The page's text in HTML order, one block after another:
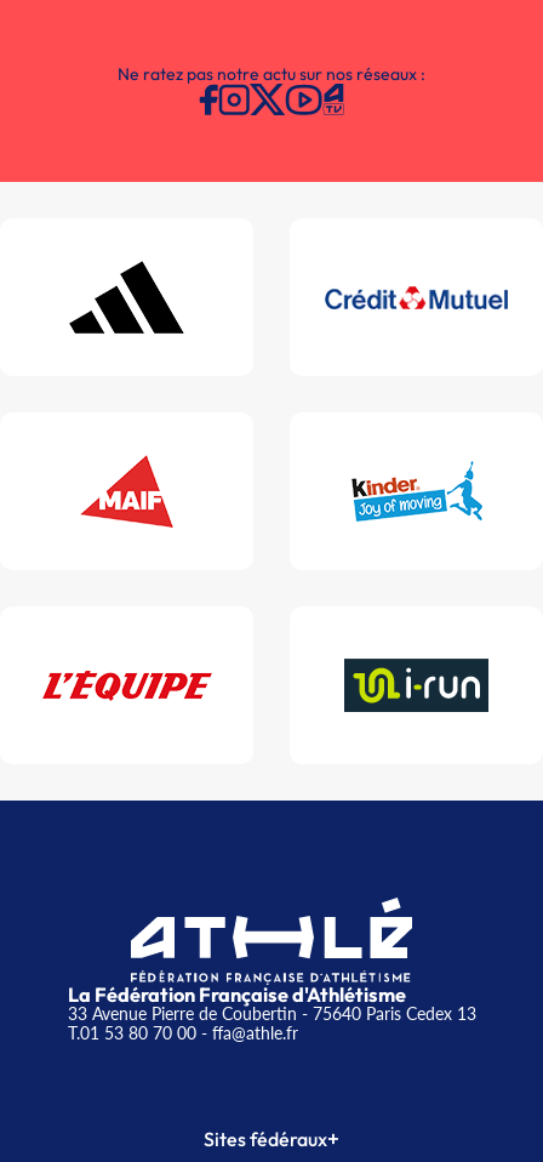
Ne ratez pas notre actu sur nos réseaux :
La Fédération Française d'Athlétisme
33 Avenue Pierre de Coubertin - 75640 Paris Cedex 13
T.01 53 80 70 00- ffa@athle.fr
Sites fédéraux+